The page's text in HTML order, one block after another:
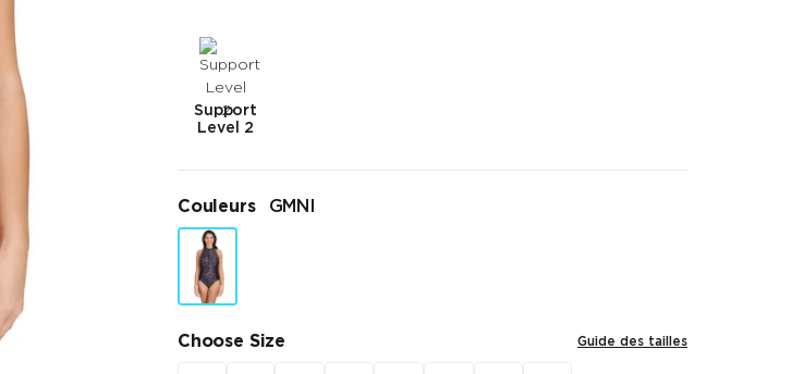
Support
Level 2
Couleurs GMNI
Choose Size Guide des tailles